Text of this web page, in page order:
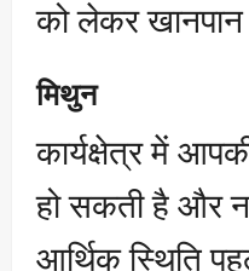
को लेकर खानपान
मिथुन
कार्यक्षेत्र में
हो सकती है और
आर्थिक स्थिति